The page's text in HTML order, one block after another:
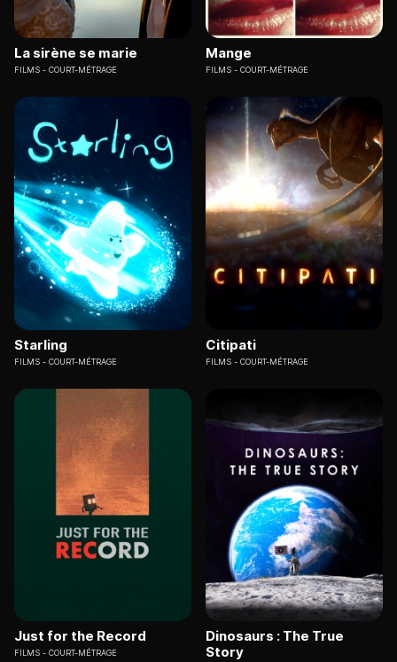
La sirène se marie
FILMS COURT-MÉTRAGE
Mange
FILMS COURT-MÉTRAGE
Starling
FILMS COURT-MÉTRAGE
Citipati
FILMS COURT-MÉTRAGE
Just for the Record
FILMS COURT-MÉTRAGE
Dinosaurs : The True
Story